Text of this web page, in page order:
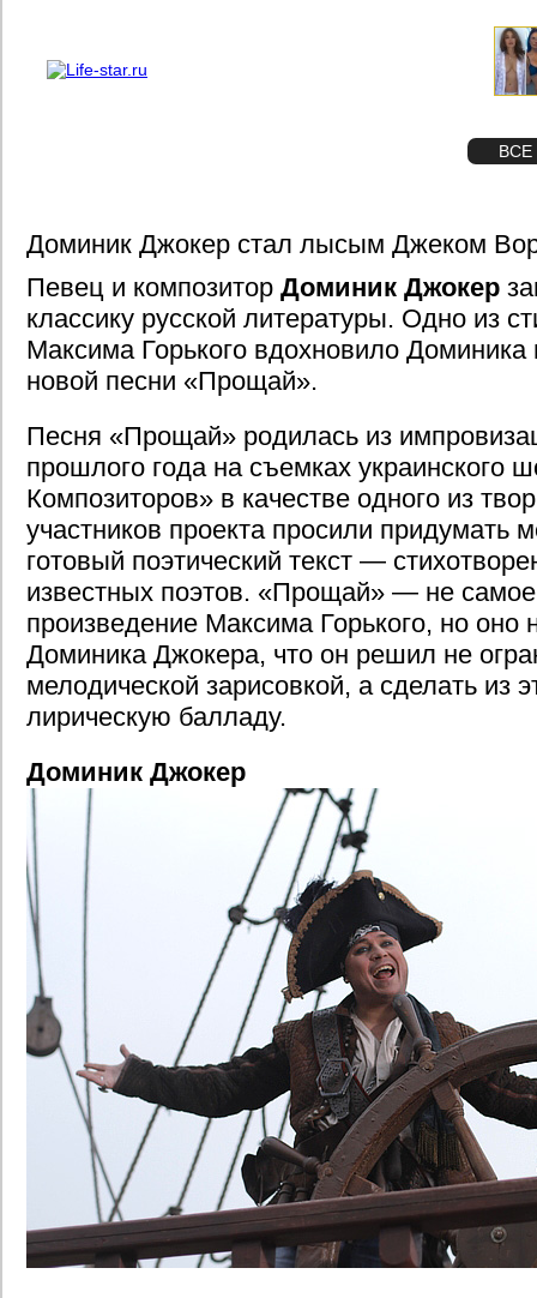
ВСЕ
Доминик Джокер стал лысым Джеком
Певец и композитор Доминик Джокер
классику русской литературы. Одно из
Максима Горького вдохновило Доминика
новой песни «Прощай».
Песня «Прощай» родилась из
прошлого года на съемках украинского
Композиторов» в качестве одного из
участников проекта просили придумать
готовый поэтический текст —
известных поэтов. «Прощай» — не самое
произведение Максима Горького, но оно
Доминика Джокера, что он решил не
мелодической зарисовкой, а сделать из
лирическую балладу.
Доминик Джокер